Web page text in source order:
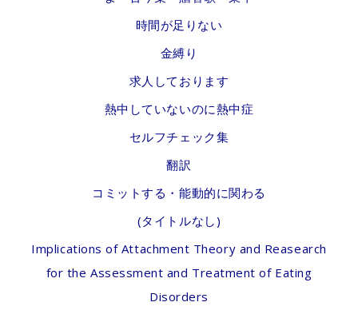
時間が足りない
金縛り
求人しております
熱中していないのに熱中症
セルフチェック集
翻訳
コミットする・能動的に関わる
(タイトルなし)
Implications of Attachment Theory and Reasearch
for the Assessment and Treatment of Eating
Disorders